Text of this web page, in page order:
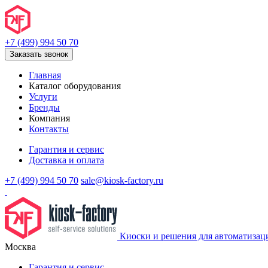
+7 (499) 994 50 70
Заказать звонок
Главная
Каталог оборудования
Услуги
Бренды
Компания
Контакты
Гарантия и сервис
Доставка и оплата
+7 (499) 994 50 70 sale@kiosk-factory.ru
Киоски и решения для
Москва